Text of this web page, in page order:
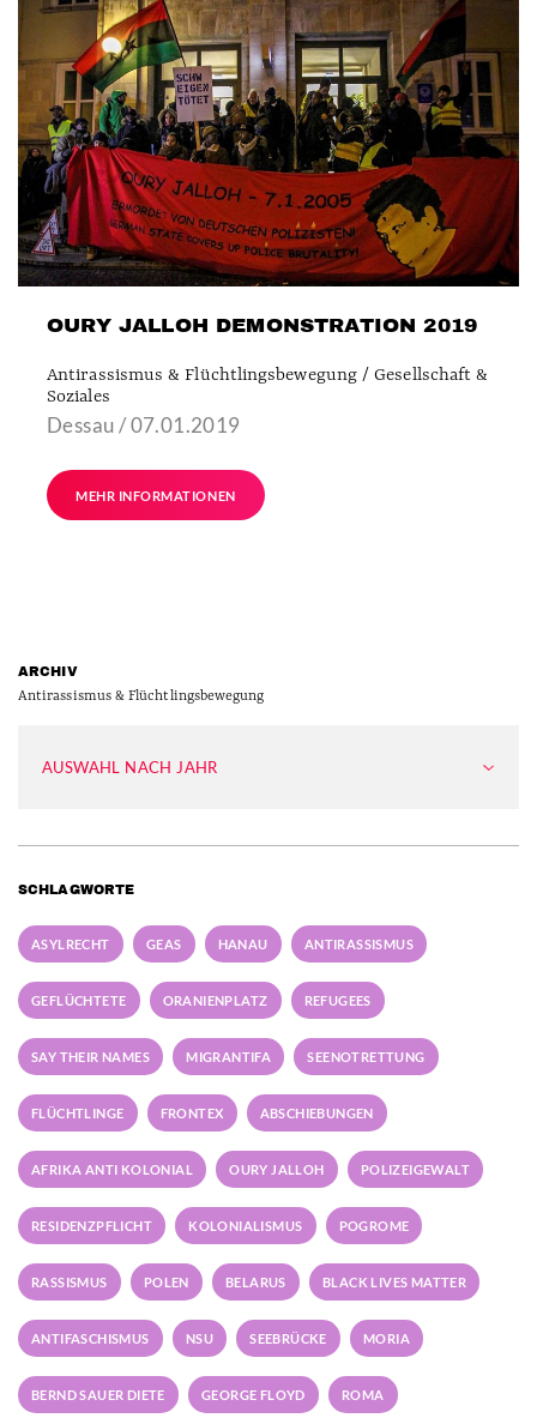
OURY JALLOH DEMONSTRATION 2019
Antirassismus & Flüchtlingsbewegung / Gesellschaft &
Soziales
Dessau / 07.01.2019
MEHR INFORMATIONEN
ARCHIV
Antirassismus & Flüchtlingsbewegung
AUSWAHL NACH JAHR
SCHLAGWORTE
ASYLRECHT GEAS HANAU ANTIRASSISMUS
GEFLÜCHTETE ORANIENPLATZ REFUGEES
SAY THEIR NAMES MIGRANTIFA SEENOTRETTUNG
FLÜCHTLINGE FRONTEX ABSCHIEBUNGEN
AFRIKA ANTI KOLONIAL OURY JALLOH POLIZEIGEWALT
RESIDENZPFLICHT KOLONIALISMUS POGROME
RASSISMUS POLEN BELARUS BLACK LIVES MATTER
ANTIFASCHISMUS NSU SEEBRÜCKE MORIA
BERND SAUER DIETE GEORGE FLOYD ROMA